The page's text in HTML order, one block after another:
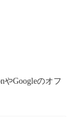
やGoogleのオフ